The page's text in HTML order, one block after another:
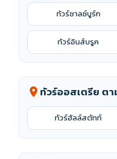
ทัวร์ซาลซ์บูร์ก
ทัวร์อินส์บรูค
location_on ทัวร์ออสเตรีย ต
ทัวร์ฮัลล์สตัทท์